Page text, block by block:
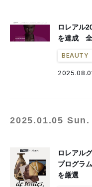
ロレアル
を達成 全
BEAUTY
2025.01.05 Sun.
ロレアル
プログラ
を厳選